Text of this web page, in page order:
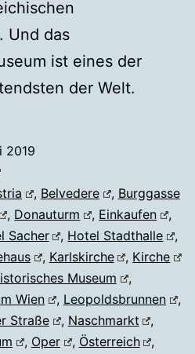
Und das
ist eines der
der Welt.
2019
, Belvedere , Burggasse
, Donauturm , Einkaufen
,
Sacher , Hotel Stadthalle
,
, Karlskirche , Kirche
Museum
,
Wien
, Leopoldsbrunnen
,
Straße , Naschmarkt
,
, Oper , Österreich
,